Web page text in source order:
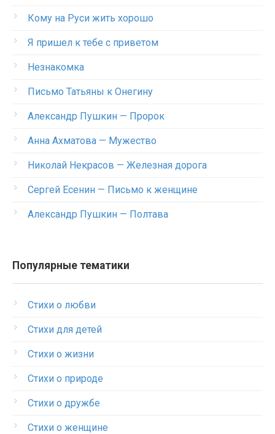
Кому на Руси жить хорошо
Я пришел к тебе с приветом
Незнакомка
Письмо Татьяны к Онегину
Александр Пушкин — Пророк
Анна Ахматова — Мужество
Николай Некрасов — Железная дорога
Сергей Есенин — Письмо к женщине
Александр Пушкин — Полтава
Популярные тематики
Стихи о любви
Стихи для детей
Стихи о жизни
Стихи о природе
Стихи о дружбе
Стихи о женщине